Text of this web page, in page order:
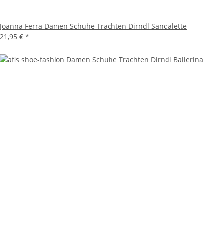
Joanna Ferra Damen Schuhe Trachten Dirndl Sandalette
21,95 € *